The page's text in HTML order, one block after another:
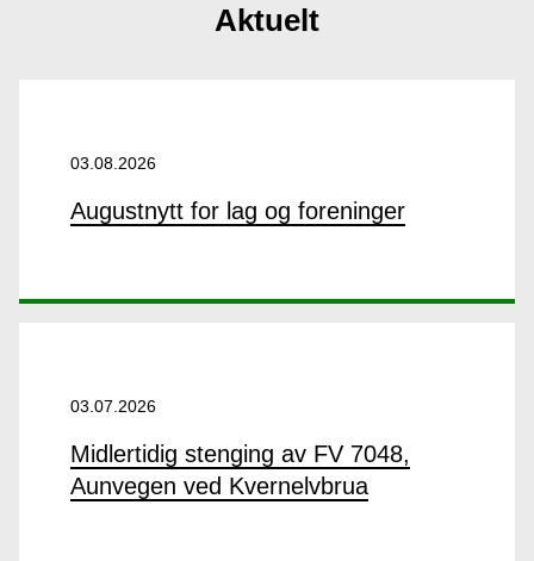
Aktuelt
03.08.2026
Augustnytt for lag og foreninger
03.07.2026
Midlertidig stenging av FV 7048,
Aunvegen ved Kvernelvbrua